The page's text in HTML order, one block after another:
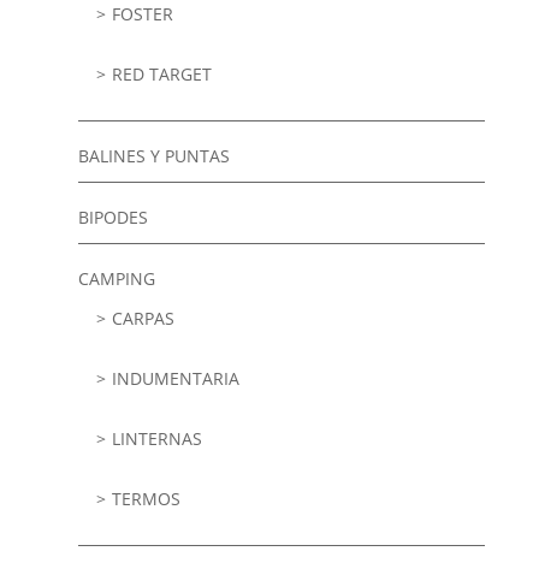
FOSTER
RED TARGET
BALINES Y PUNTAS
BIPODES
CAMPING
CARPAS
INDUMENTARIA
LINTERNAS
TERMOS